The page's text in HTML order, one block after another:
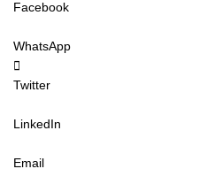
Facebook
WhatsApp
Twitter
LinkedIn
Email